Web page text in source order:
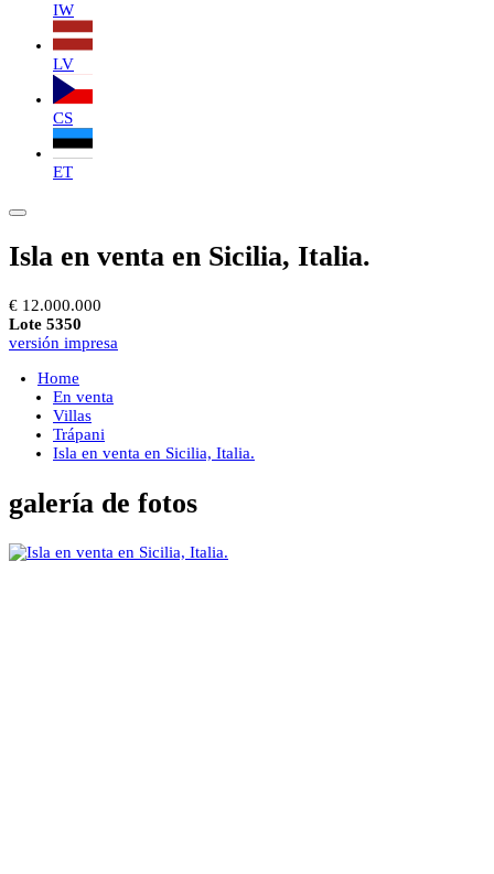
IW
LV
CS
ET
Isla en venta en Sicilia, Italia.
€ 12.000.000
Lote 5350
versión impresa
Home
En venta
Villas
Trápani
Isla en venta en Sicilia, Italia.
galería de fotos